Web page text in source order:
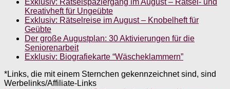
Exklusiv: Rätselspaziergang im August – Rätsel- und
Kreativheft für Ungeübte
Exklusiv: Rätselreise im August – Knobelheft für
Geübte
Der große Augustplan: 30 Aktivierungen für die
Seniorenarbeit
Exklusiv: Biografiekarte “Wäscheklammern”
*Links, die mit einem Sternchen gekennzeichnet sind, sind
Werbelinks/Affiliate-Links